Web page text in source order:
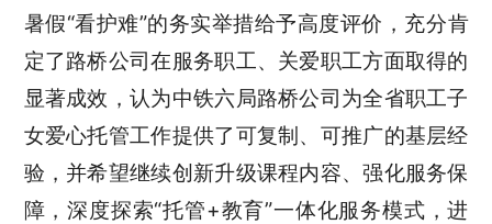
暑假“看护难”的务实举措给予高度评价，充分肯
定了路桥公司在服务职工、关爱职工方面取得的
显著成效，认为中铁六局路桥公司为全省职工子
女爱心托管工作提供了可复制、可推广的基层经
验，并希望继续创新升级课程内容、强化服务保
障，深度探索“托管+教育”一体化服务模式，进